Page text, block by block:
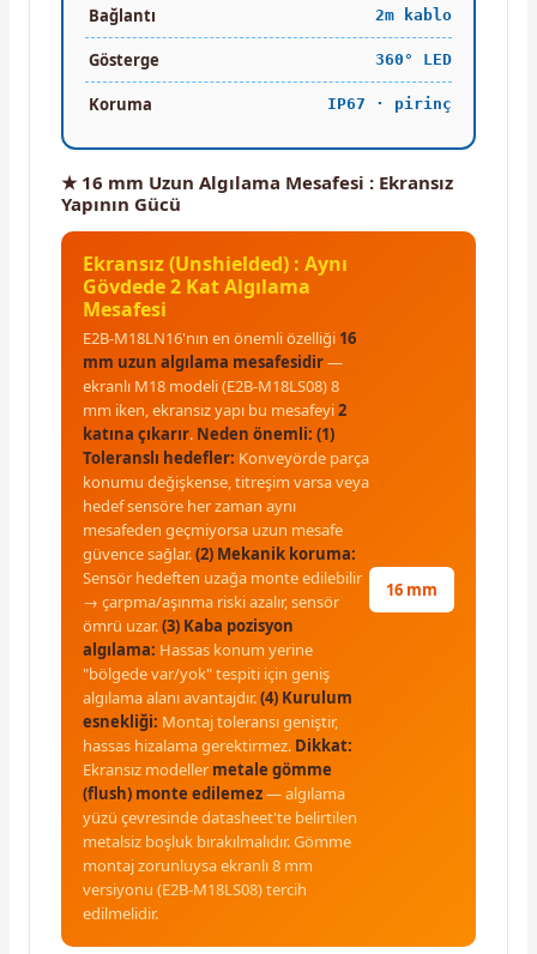
Bağlantı 2m kablo
Gösterge 360° LED
Koruma IP67 · pirinç
★ 16 mm Uzun Algılama Mesafesi : Ekransız
Yapının Gücü
Ekransız (Unshielded) : Aynı
Gövdede 2 Kat Algılama
Mesafesi
E2B-M18LN16'nın en önemli özelliği 16
mm uzun algılama mesafesidir—
ekranlı M18 modeli (E2B-M18LS08) 8
mm iken, ekransız yapı bu mesafeyi2
katına çıkarır. Neden önemli: (1)
Toleranslı hedefler: Konveyörde parça
konumu değişkense, titreşim varsa veya
hedef sensöre her zaman aynı
mesafeden geçmiyorsa uzun mesafe
güvence sağlar.(2) Mekanik koruma:
Sensör hedeften uzağa monte edilebilir
→ çarpma/aşınma riski azalır, sensör
ömrü uzar.(3) Kaba pozisyon
algılama: Hassas konum yerine
"bölgede var/yok" tespiti için geniş
algılama alanı avantajdır.(4) Kurulum
esnekliği: Montaj toleransı geniştir,
hassas hizalama gerektirmez. Dikkat:
Ekransız modeller metale gömme
(flush) monte edilemez— algılama
yüzü çevresinde datasheet'te belirtilen
metalsiz boşluk bırakılmalıdır. Gömme
montaj zorunluysa ekranlı 8 mm
versiyonu (E2B-M18LS08) tercih
edilmelidir.
16 mm